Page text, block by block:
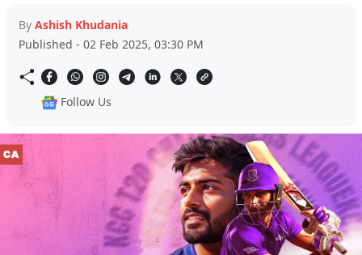
By Ashish Khudania
Published - 02 Feb 2025, 03:30 PM
Follow Us